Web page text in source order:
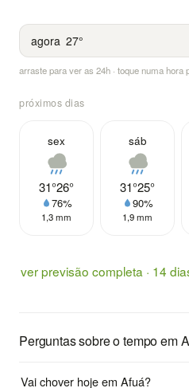
agora 27°
arraste para ver as 24h · toque numa hora
próximos dias
sex
31°26°
76%
1,3 mm
sáb
31°25°
90%
1,9 mm
ver previsão completa · 14
Perguntas sobre o tempo em
Vai chover hoje em Afuá?